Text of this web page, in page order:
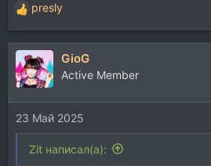
Р
е
а
к
ц
и
и
:
presly
GioG
Active Member
23 Май 2025
Zit написал(а):